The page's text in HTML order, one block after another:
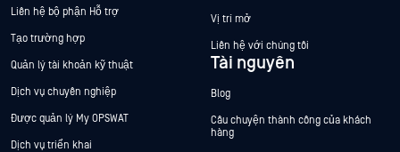
Liên hệ bộ phận Hỗ trợ
Tạo trường hợp
Quản lý tài khoản kỹ thuật
Dịch vụ chuyên nghiệp
Được quản lý My OPSWAT
Dịch vụ triển khai
Vị trí mở
Liên hệ với chúng tôi
Tài nguyên
Blog
Câu chuyện thành công của khách
hàng